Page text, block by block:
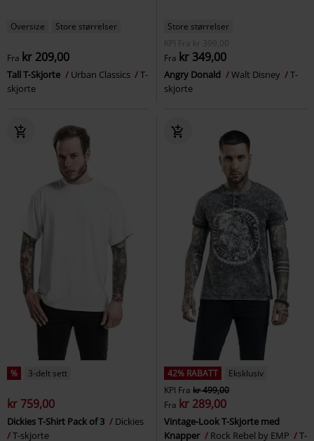
Oversize Store størrelser
Fra kr 209,00
Tall T-Skjorte Urban Classics
T-
skjorte
Store størrelser
KPI
Fra kr 399,00
Fra kr 349,00
Angry Donald Walt Disney
T-
skjorte
% 3-delt sett
kr 759,00
Dickies T-Shirt Pack of 3
Dickies
T-skjorte
42% RABATT
Eksklusiv
KPI Fra kr 499,00
Fra kr 289,00
Vintage-Look T-Skjorte med
Knapper
Rock Rebel by EMP T-